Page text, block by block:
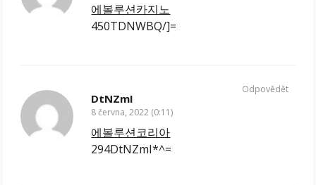
에볼루션카지노
450TDNWBQ/]=
DtNZmI
8 června, 2022 (0:11)
에볼루션코리아
294DtNZmI*^=
Odpovědět